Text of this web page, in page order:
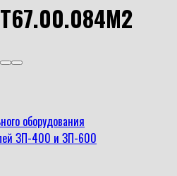
оборудования
ЗП-400 и ЗП-600